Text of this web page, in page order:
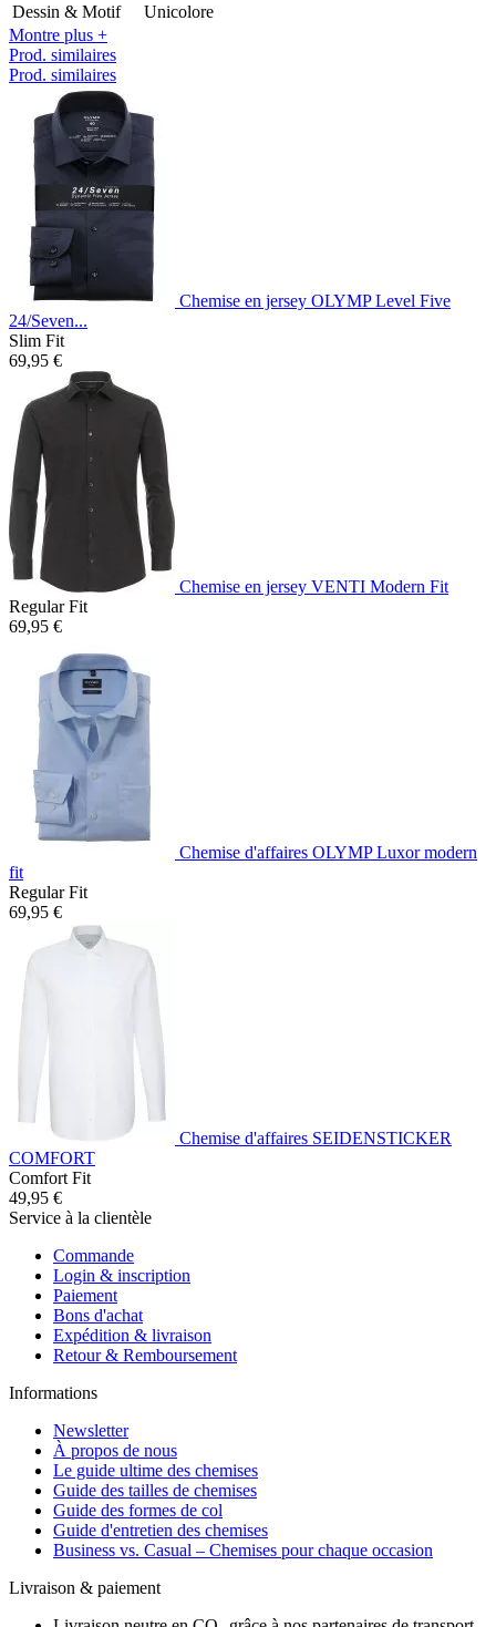
Dessin & Motif
Unicolore
Montre plus +
Prod. similaires
Prod. similaires
Chemise en jersey OLYMP Level Five
24/Seven...
Slim Fit
69,95 €
Chemise en jersey VENTI Modern Fit
Regular Fit
69,95 €
Chemise d'affaires OLYMP Luxor modern
fit
Regular Fit
69,95 €
Chemise d'affaires SEIDENSTICKER
COMFORT
Comfort Fit
49,95 €
Service à la clientèle
Commande
Login & inscription
Paiement
Bons d'achat
Expédition & livraison
Retour & Remboursement
Informations
Newsletter
À propos de nous
Le guide ultime des chemises
Guide des tailles de chemises
Guide des formes de col
Guide d'entretien des chemises
Business vs. Casual – Chemises pour chaque occasion
Livraison & paiement